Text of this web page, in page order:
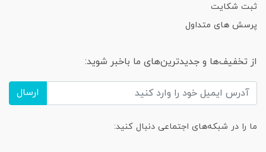
ثبت شکایت
پرسش های متداول
از تخفیف‌ها و جدیدترین‌های ما باخبر شوید:
ارسال
ما را در شبکه‌های اجتماعی دنبال کنید: